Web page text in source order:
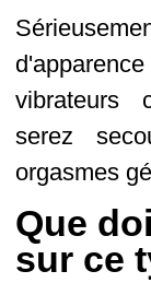
vibrateurs
serez
orgasmes
Que
sur ce